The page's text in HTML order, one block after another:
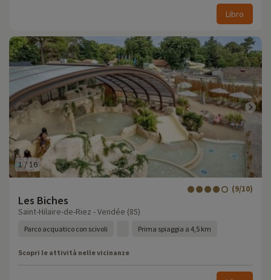
Libro
1 /16
Les Biches
(9/10)
Saint-Hilaire-de-Riez - Vendée (85)
Parco acquatico con scivoli Prima spiaggia a 4,5 km
Scopri le attività nelle vicinanze